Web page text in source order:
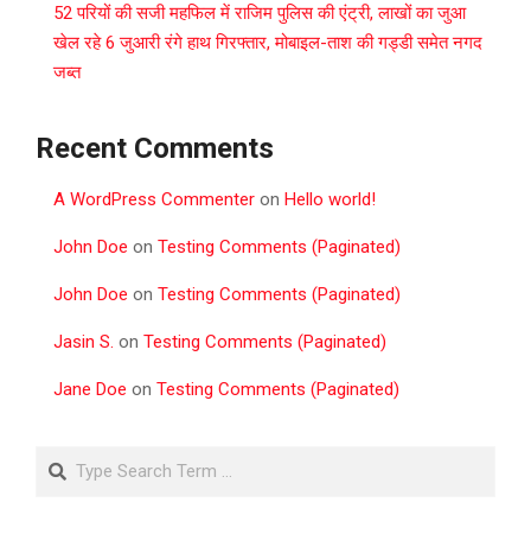
52 परियों की सजी महफिल में राजिम पुलिस की एंट्री, लाखों का जुआ
खेल रहे 6 जुआरी रंगे हाथ गिरफ्तार, मोबाइल-ताश की गड्डी समेत नगद
जब्त
Recent Comments
A WordPress Commenter on Hello world!
John Doe on Testing Comments (Paginated)
John Doe on Testing Comments (Paginated)
Jasin S. on Testing Comments (Paginated)
Jane Doe on Testing Comments (Paginated)
Search